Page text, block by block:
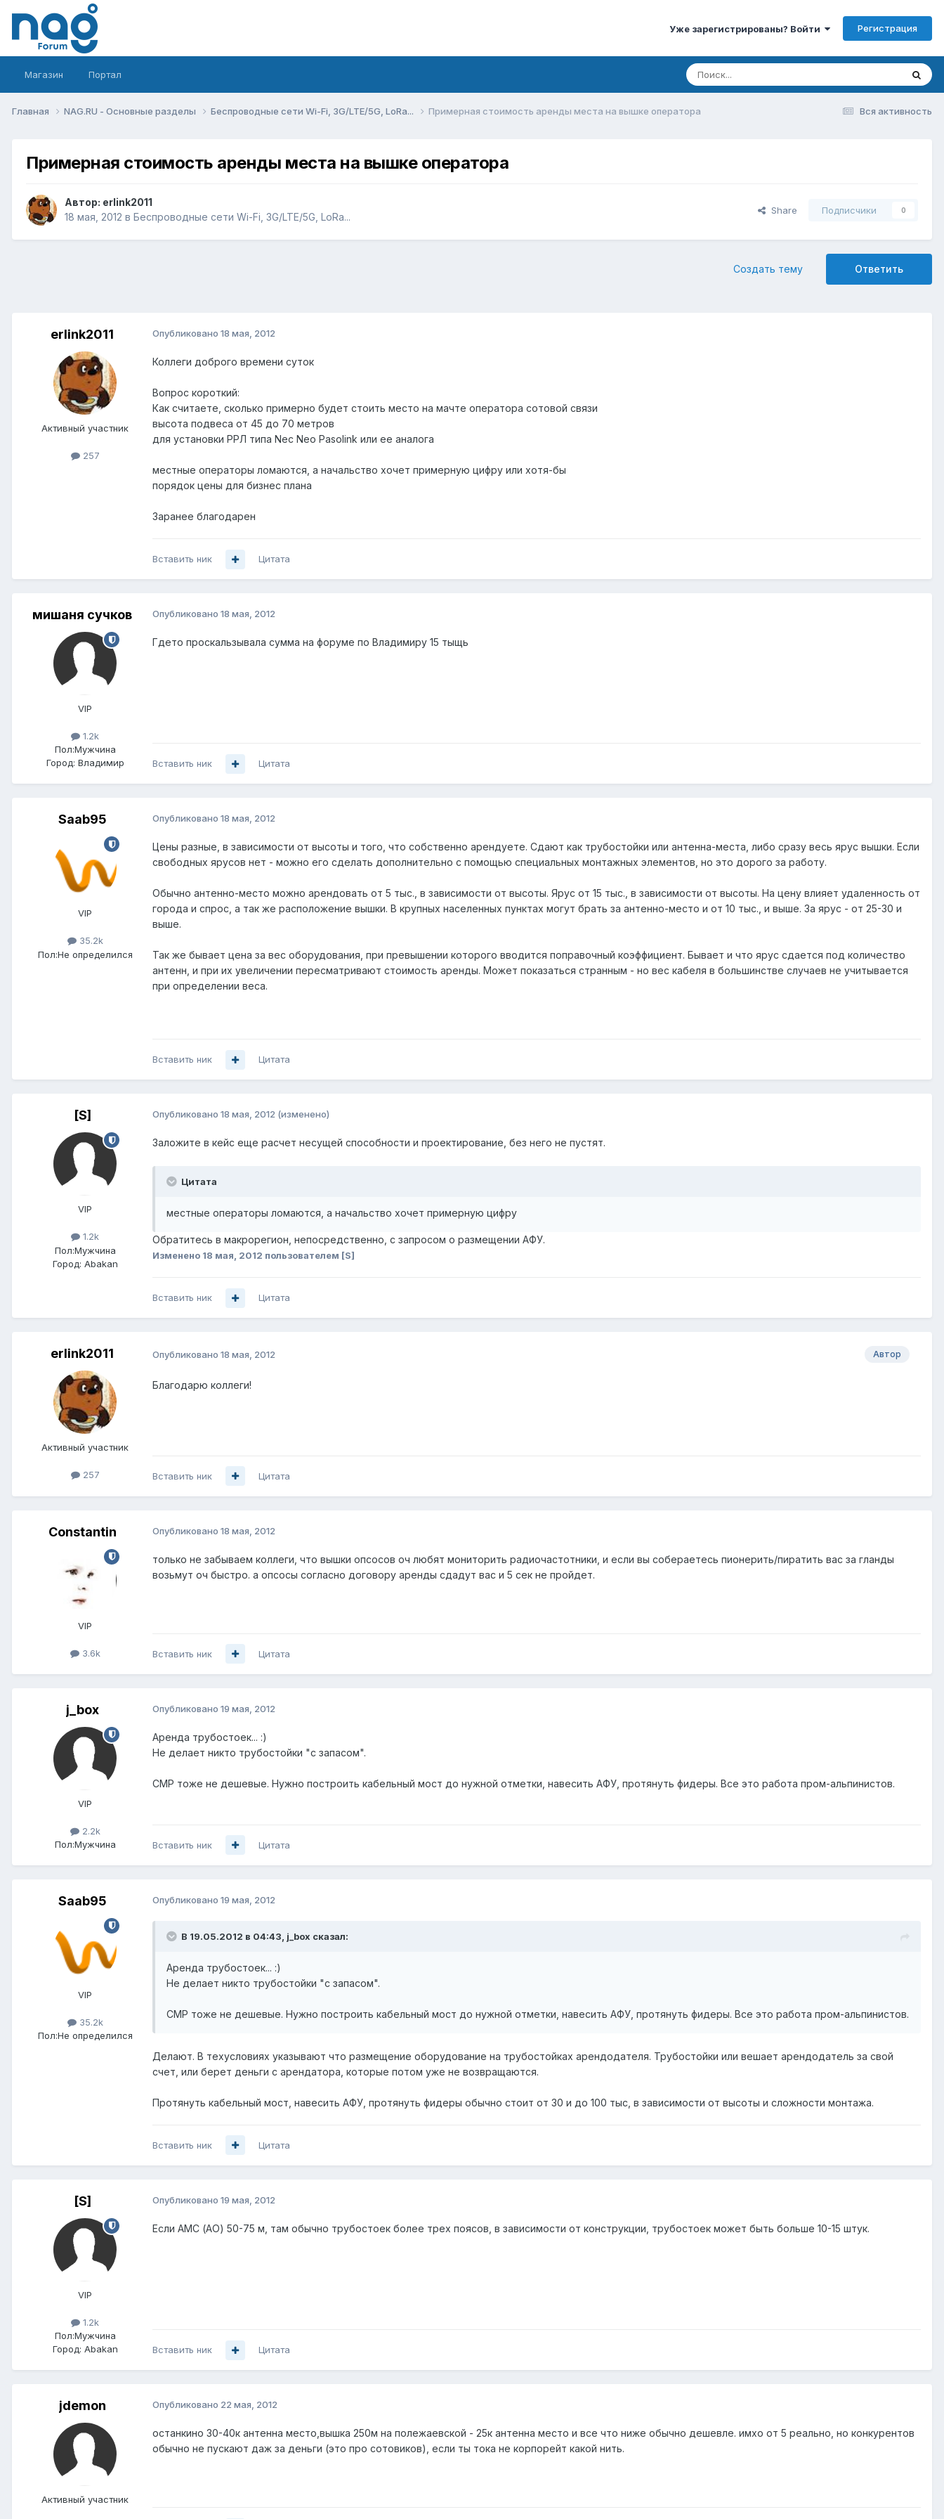
Уже зарегистрированы? Войти Регистрация
Магазин Портал
Вся активность
Главная NAG.RU - Основные разделы Беспроводные сети Wi-Fi, 3G/LTE/5G, LoRa... Примерная стоимость аренды места на вышке оператора
Примерная стоимость аренды места на вышке оператора
Автор: erlink2011
18 мая, 2012 в Беспроводные сети Wi-Fi, 3G/LTE/5G, LoRa...
Share Подписчики 0
Ответить
Создать тему
erlink2011
Активный участник
257
Опубликовано 18 мая, 2012
Коллеги доброго времени суток
Вопрос короткий:
Как считаете, сколько примерно будет стоить место на мачте оператора сотовой связи
высота подвеса от 45 до 70 метров
для установки РРЛ типа Nec Neo Pasolink или ее аналога
местные операторы ломаются, а начальство хочет примерную цифру или хотя-бы
порядок цены для бизнес плана
Заранее благодарен
Вставить ник Цитата
мишаня сучков
VIP
1.2k
Пол:Мужчина
Город: Владимир
Опубликовано 18 мая, 2012
Гдето проскальзывала сумма на форуме по Владимиру 15 тыщь
Вставить ник Цитата
Saab95
VIP
35.2k
Пол:Не определился
Опубликовано 18 мая, 2012
Цены разные, в зависимости от высоты и того, что собственно арендуете. Сдают как трубостойки или антенна-места, либо сразу весь ярус вышки. Если
свободных ярусов нет - можно его сделать дополнительно с помощью специальных монтажных элементов, но это дорого за работу.
Обычно антенно-место можно арендовать от 5 тыс., в зависимости от высоты. Ярус от 15 тыс., в зависимости от высоты. На цену влияет удаленность от
города и спрос, а так же расположение вышки. В крупных населенных пунктах могут брать за антенно-место и от 10 тыс., и выше. За ярус - от 25-30 и
выше.
Так же бывает цена за вес оборудования, при превышении которого вводится поправочный коэффициент. Бывает и что ярус сдается под количество
антенн, и при их увеличении пересматривают стоимость аренды. Может показаться странным - но вес кабеля в большинстве случаев не учитывается
при определении веса.
Вставить ник Цитата
[S]
VIP
1.2k
Пол:Мужчина
Город: Abakan
Опубликовано 18 мая, 2012 (изменено)
Заложите в кейс еще расчет несущей способности и проектирование, без него не пустят.
Цитата
местные операторы ломаются, а начальство хочет примерную цифру
Обратитесь в макрорегион, непосредственно, с запросом о размещении АФУ.
Изменено 18 мая, 2012 пользователем [S]
Вставить ник Цитата
erlink2011
Активный участник
257
Автор
Опубликовано 18 мая, 2012
Благодарю коллеги!
Вставить ник Цитата
Constantin
VIP
3.6k
Опубликовано 18 мая, 2012
только не забываем коллеги, что вышки опсосов оч любят мониторить радиочастотники, и если вы собераетесь пионерить/пиратить вас за гланды
возьмут оч быстро. а опсосы согласно договору аренды сдадут вас и 5 сек не пройдет.
Вставить ник Цитата
j_box
VIP
2.2k
Пол:Мужчина
Опубликовано 19 мая, 2012
Аренда трубостоек... :)
Не делает никто трубостойки "с запасом".
СМР тоже не дешевые. Нужно построить кабельный мост до нужной отметки, навесить АФУ, протянуть фидеры. Все это работа пром-альпинистов.
Вставить ник Цитата
Saab95
VIP
35.2k
Пол:Не определился
Опубликовано 19 мая, 2012
В 19.05.2012 в 04:43, j_box сказал:
Аренда трубостоек... :)
Не делает никто трубостойки "с запасом".
СМР тоже не дешевые. Нужно построить кабельный мост до нужной отметки, навесить АФУ, протянуть фидеры. Все это работа пром-альпинистов.
Делают. В техусловиях указывают что размещение оборудование на трубостойках арендодателя. Трубостойки или вешает арендодатель за свой
счет, или берет деньги с арендатора, которые потом уже не возвращаются.
Протянуть кабельный мост, навесить АФУ, протянуть фидеры обычно стоит от 30 и до 100 тыс, в зависимости от высоты и сложности монтажа.
Вставить ник Цитата
[S]
VIP
1.2k
Пол:Мужчина
Город: Abakan
Опубликовано 19 мая, 2012
Если АМС (АО) 50-75 м, там обычно трубостоек более трех поясов, в зависимости от конструкции, трубостоек может быть больше 10-15 штук.
Вставить ник Цитата
jdemon
Активный участник
Опубликовано 22 мая, 2012
останкино 30-40к антенна место,вышка 250м на полежаевской - 25к антенна место и все что ниже обычно дешевле. имхо от 5 реально, но конкурентов
обычно не пускают даж за деньги (это про сотовиков), если ты тока не корпорейт какой нить.